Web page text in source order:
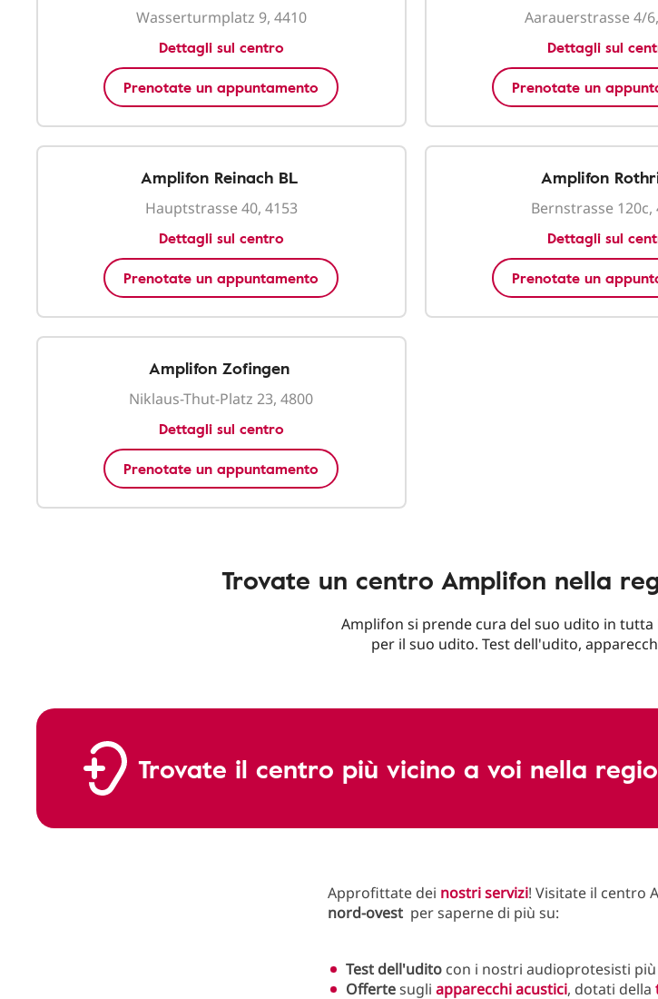
Wasserturmplatz 9, 4410
Dettagli sul centro
Prenotate un appuntamento
Aarauerstrasse 4/
Dettagli sul
Prenotate un
Amplifon Reinach BL
Hauptstrasse 40, 4153
Dettagli sul centro
Prenotate un appuntamento
Amplifon
Bernstrasse 120c,
Dettagli sul
Prenotate un
Amplifon Zofingen
Niklaus-Thut-Platz 23, 4800
Dettagli sul centro
Prenotate un appuntamento
Trovate un centro Amplifon nella
Amplifon si prende cura del suo udito in tutta
per il suo udito. Test dell'udito,
Trovate il centro più vicino a voi nella
Approfittate dei nostri servizi! Visitate il centro
nord-ovest per saperne di più su:
Test dell'udito con i nostri audioprotesisti
Offertesugli apparecchi acustici, dotati della